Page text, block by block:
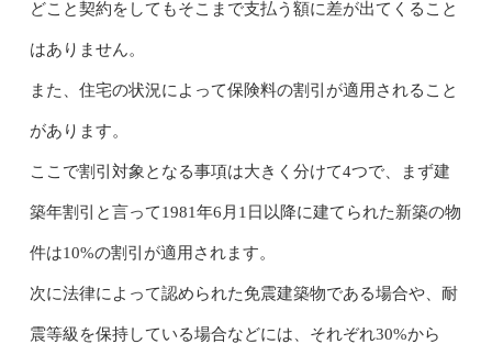
どこと契約をしてもそこまで支払う額に差が出てくること
はありません。
また、住宅の状況によって保険料の割引が適用されること
があります。
ここで割引対象となる事項は大きく分けて4つで、まず建
築年割引と言って1981年6月1日以降に建てられた新築の物
件は10%の割引が適用されます。
次に法律によって認められた免震建築物である場合や、耐
震等級を保持している場合などには、それぞれ30%から